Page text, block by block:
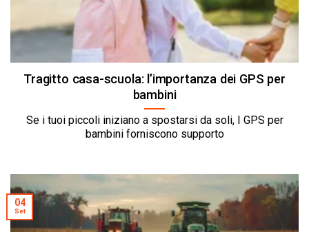
Tragitto casa-scuola: l’importanza dei GPS per
bambini
Se i tuoi piccoli iniziano a spostarsi da soli, I GPS per
bambini forniscono supporto
04
Set